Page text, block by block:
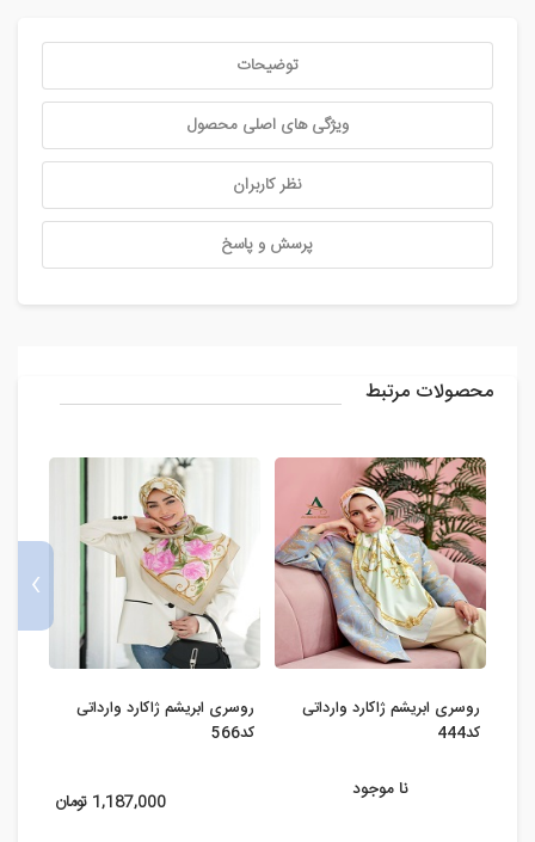
توضیحات
ویژگی های اصلی محصول
نظر کاربران
پرسش و پاسخ
محصولات مرتبط
روسری ابریشم ژاکارد وارداتی
کد444
نا موجود
روسری ابریشم ژاکارد وارداتی
کد566
1,187,000 تومان
›